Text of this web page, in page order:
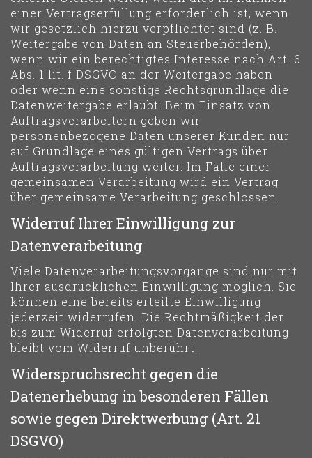
einer Vertragserfüllung erforderlich ist, wenn
wir gesetzlich hierzu verpflichtet sind (z. B.
Weitergabe von Daten an Steuerbehörden),
wenn wir ein berechtigtes Interesse nach Art. 6
Abs. 1 lit. f DSGVO an der Weitergabe haben
oder wenn eine sonstige Rechtsgrundlage die
Datenweitergabe erlaubt. Beim Einsatz von
Auftragsverarbeitern geben wir
personenbezogene Daten unserer Kunden nur
auf Grundlage eines gültigen Vertrags über
Auftragsverarbeitung weiter. Im Falle einer
gemeinsamen Verarbeitung wird ein Vertrag
über gemeinsame Verarbeitung geschlossen.
Widerruf Ihrer Einwilligung zur
Datenverarbeitung
Viele Datenverarbeitungsvorgänge sind nur mit
Ihrer ausdrücklichen Einwilligung möglich. Sie
können eine bereits erteilte Einwilligung
jederzeit widerrufen. Die Rechtmäßigkeit der
bis zum Widerruf erfolgten Datenverarbeitung
bleibt vom Widerruf unberührt.
Widerspruchsrecht gegen die
Datenerhebung in besonderen Fällen
sowie gegen Direktwerbung (Art. 21
DSGVO)